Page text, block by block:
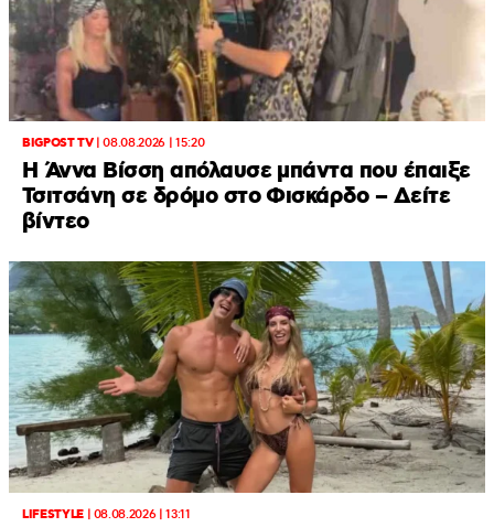
BIGPOST TV|08.08.2026 | 15:20
Η Άννα Βίσση απόλαυσε μπάντα που έπαιξε
Τσιτσάνη σε δρόμο στο Φισκάρδο – Δείτε
βίντεο
LIFESTYLE| 08.08.2026 | 13:11